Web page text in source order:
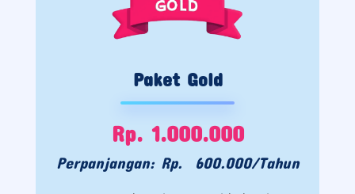
Paket Gold
Rp. 1.000.000
Perpanjangan: Rp. 600.000/Tahun